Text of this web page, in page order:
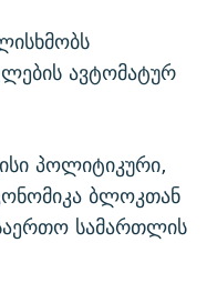
ავტომატურ
პოლიტიკური,
ბლოკთან
სამართლის